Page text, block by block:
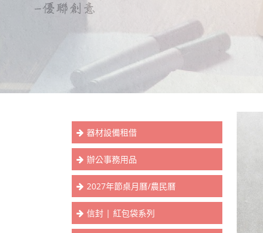
器材設備租借
辦公事務用品
2027年節桌月曆/農民曆
信封 | 紅包袋系列